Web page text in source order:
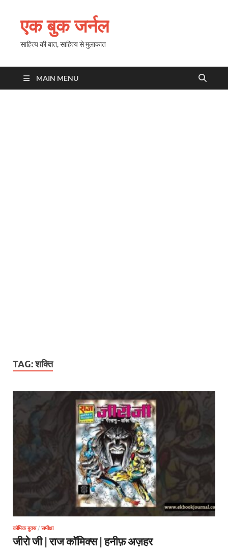
एक बुक जर्नल
साहित्य की बात, साहित्य से मुलाकात
MAIN MENU
TAG:शक्ति
कॉमिक बुक्स/ समीक्षा
जीरो जी | राज कॉमिक्स | हनीफ़ अज़हर